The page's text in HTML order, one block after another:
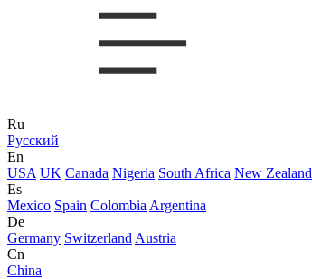
Ru
Русский
En
USA UK Canada Nigeria South Africa New Zealand
Es
Mexico Spain Colombia Argentina
De
Germany Switzerland Austria
Cn
China